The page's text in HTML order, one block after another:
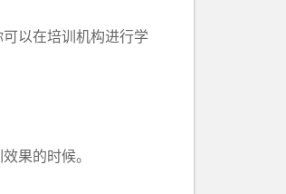
以在培训机构进行学
果的时候。